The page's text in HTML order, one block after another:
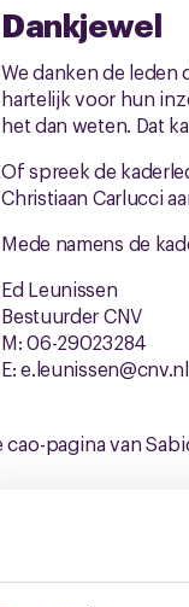
Dankjewel
We danken de
hartelijk voor hun
het dan weten. Dat
Of spreek de
Christiaan Carlucci
Mede namens de
Ed Leunissen
Bestuurder CNV
M: 06-29023284
E: e.leunissen@cnv.nl
cao-pagina van
Gerelateerd